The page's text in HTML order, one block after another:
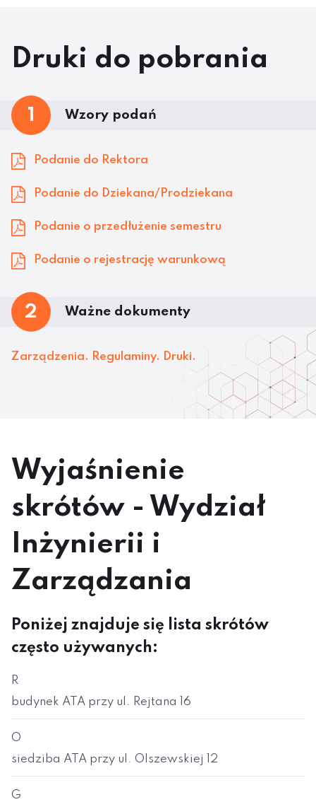
Druki do pobrania
1 Wzory podań
Podanie do Rektora
Podanie do Dziekana/Prodziekana
Podanie o przedłużenie semestru
Podanie o rejestrację warunkową
2 Ważne dokumenty
Zarządzenia. Regulaminy. Druki.
Wyjaśnienie
skrótów - Wydział
Inżynierii i
Zarządzania
Poniżej znajduje się lista skrótów
często używanych:
R
budynek ATA przy ul. Rejtana 16
O
siedziba ATA przy ul. Olszewskiej 12
G